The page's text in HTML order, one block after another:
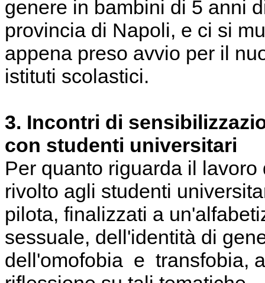
genere in bambini di 5 anni
provincia di Napoli, e ci si
appena preso avvio per il
istituti scolastici.
3. Incontri di
con studenti universitari
Per quanto riguarda il
rivolto agli studenti
pilota, finalizzati a
sessuale, dell'identità di
dell'omofobia e transfobia,